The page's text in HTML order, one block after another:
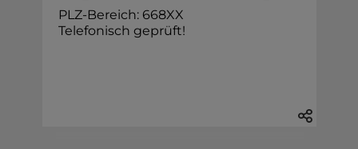
PLZ-Bereich: 668XX
Telefonisch geprüft!